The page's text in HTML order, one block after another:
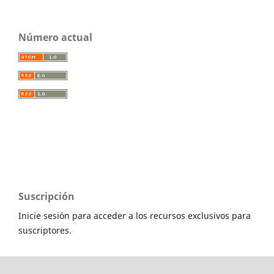
Número actual
Suscripción
Inicie sesión para acceder a los recursos exclusivos para
suscriptores.